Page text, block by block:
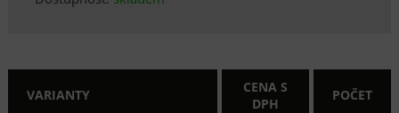
VARIANTY
CENA S
DPH
POČET